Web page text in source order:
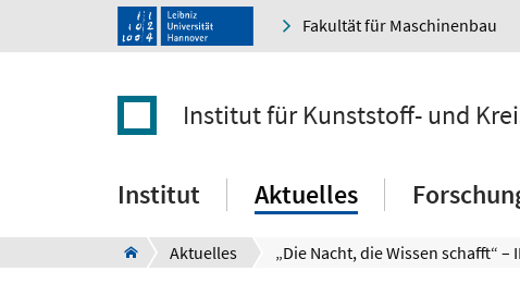
Fakultät für Maschinenbau
Institut für Kunststoff- und
Institut Aktuelles
Aktuelles